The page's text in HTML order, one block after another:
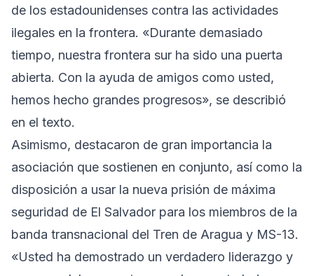
de los estadounidenses contra las actividades
ilegales en la frontera. «Durante demasiado
tiempo, nuestra frontera sur ha sido una puerta
abierta. Con la ayuda de amigos como usted,
hemos hecho grandes progresos», se describió
en el texto.
Asimismo, destacaron de gran importancia la
asociación que sostienen en conjunto, así como la
disposición a usar la nueva prisión de máxima
seguridad de El Salvador para los miembros de la
banda transnacional del Tren de Aragua y MS-13.
«Usted ha demostrado un verdadero liderazgo y